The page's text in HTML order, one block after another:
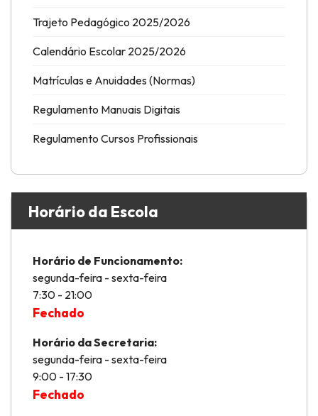
Trajeto Pedagógico 2025/2026
Calendário Escolar 2025/2026
Matrículas e Anuidades (Normas)
Regulamento Manuais Digitais
Regulamento Cursos Profissionais
Horário da Escola
Horário de Funcionamento:
segunda-feira - sexta-feira
7:30 - 21:00
Fechado
Horário da Secretaria:
segunda-feira - sexta-feira
9:00 - 17:30
Fechado